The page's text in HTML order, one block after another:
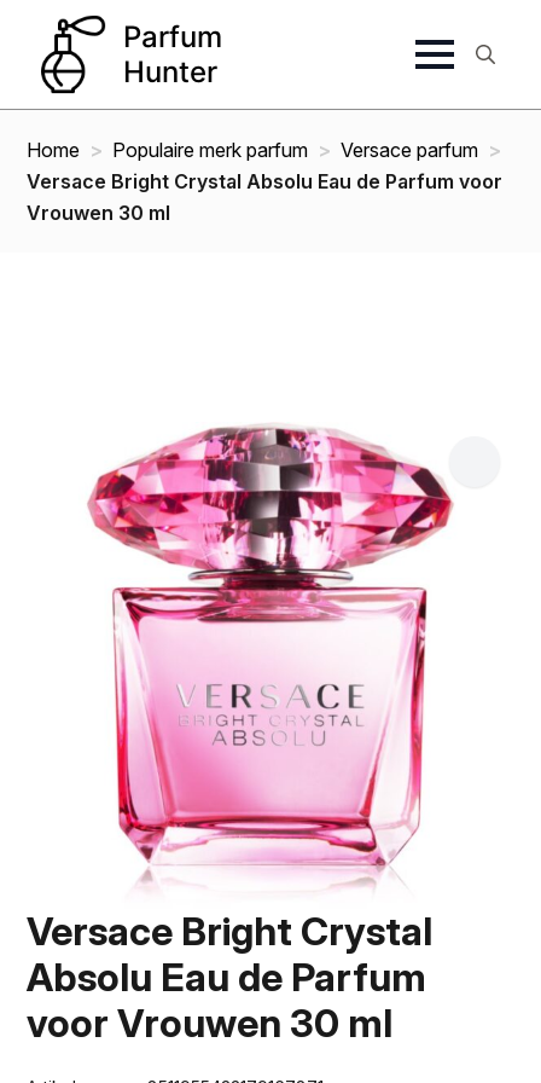
Home Populaire merk parfum
Versace parfum
Versace Bright Crystal Absolu Eau de Parfum voor
Vrouwen 30 ml
Versace Bright Crystal
Absolu Eau de Parfum
voor Vrouwen 30 ml